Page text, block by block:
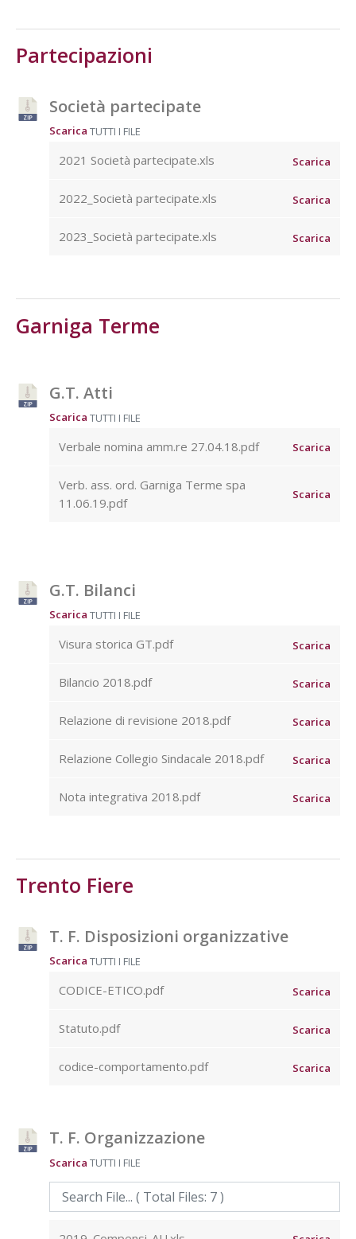
Partecipazioni
Società partecipate
Scarica TUTTI I FILE
2021 Società partecipate.xls Scarica
2022_Società partecipate.xls Scarica
2023_Società partecipate.xls Scarica
Garniga Terme
G.T. Atti
Scarica TUTTI I FILE
Verbale nomina amm.re 27.04.18.pdf Scarica
Verb. ass. ord. Garniga Terme spa
11.06.19.pdf
Scarica
G.T. Bilanci
Scarica TUTTI I FILE
Visura storica GT.pdf Scarica
Bilancio 2018.pdf Scarica
Relazione di revisione 2018.pdf Scarica
Relazione Collegio Sindacale 2018.pdf Scarica
Nota integrativa 2018.pdf Scarica
Trento Fiere
T. F. Disposizioni organizzative
Scarica TUTTI I FILE
CODICE-ETICO.pdf Scarica
Statuto.pdf Scarica
codice-comportamento.pdf Scarica
T. F. Organizzazione
Scarica TUTTI I FILE